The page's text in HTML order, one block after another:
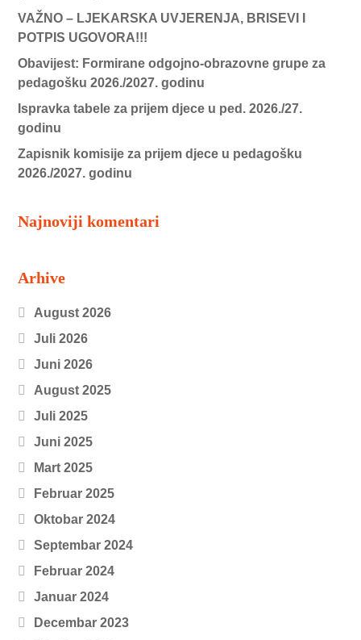
VAŽNO – LJEKARSKA UVJERENJA, BRISEVI I
POTPIS UGOVORA!!!
Obavijest: Formirane odgojno-obrazovne grupe za
pedagošku 2026./2027. godinu
Ispravka tabele za prijem djece u ped. 2026./27.
godinu
Zapisnik komisije za prijem djece u pedagošku
2026./2027. godinu
Najnoviji komentari
Arhive
August 2026
Juli 2026
Juni 2026
August 2025
Juli 2025
Juni 2025
Mart 2025
Februar 2025
Oktobar 2024
Septembar 2024
Februar 2024
Januar 2024
Decembar 2023